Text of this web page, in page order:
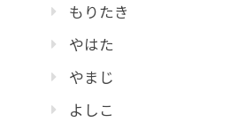
もりたき
やはた
やまじ
よしこ